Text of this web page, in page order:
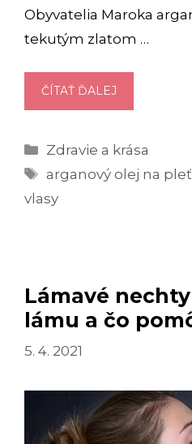
Obyvatelia Maroka
tekutým zlatom …
ČÍTAŤ ĎALEJ
A
OLEJA
Kategórie
Zdravie a krása
Značky
arganový olej na pleť
vlasy
Lámavé
lámu a čo
5. 4. 2021